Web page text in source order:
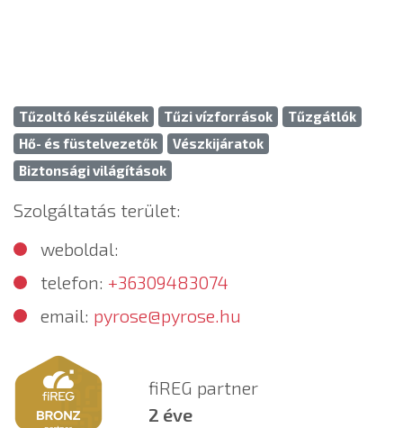
Tűzoltó készülékek Tűzi vízforrások
Tűzgátlók
Hő- és füstelvezetők
Vészkijáratok
Biztonsági világítások
Szolgáltatás terület:
weboldal:
telefon: +36309483074
email: pyrose@pyrose.hu
fiREG partner
2 éve